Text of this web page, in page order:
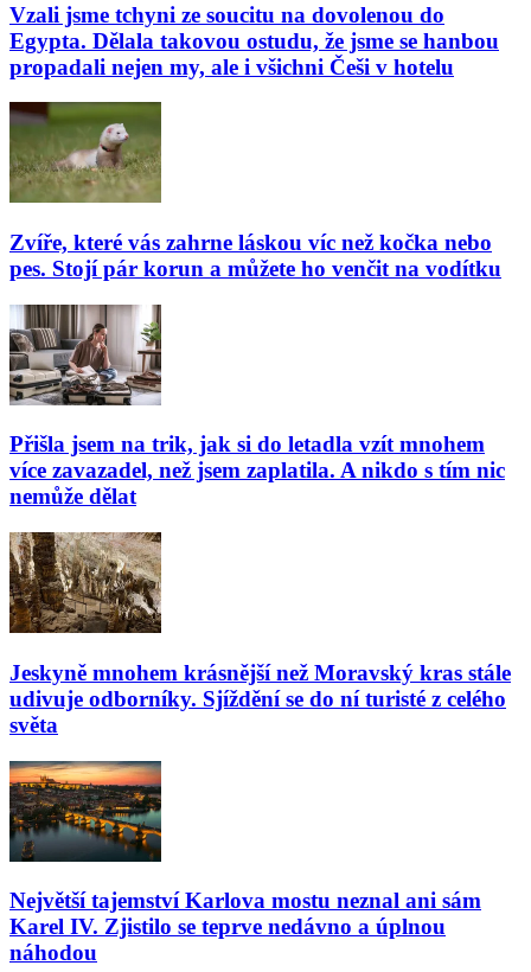
Vzali jsme tchyni ze soucitu na dovolenou do
Egypta. Dělala takovou ostudu, že jsme se hanbou
propadali nejen my, ale i všichni Češi v hotelu
Zvíře, které vás zahrne láskou víc než kočka nebo
pes. Stojí pár korun a můžete ho venčit na vodítku
Přišla jsem na trik, jak si do letadla vzít mnohem
více zavazadel, než jsem zaplatila. A nikdo s tím nic
nemůže dělat
Jeskyně mnohem krásnější než Moravský kras stále
udivuje odborníky. Sjíždění se do ní turisté z celého
světa
Největší tajemství Karlova mostu neznal ani sám
Karel IV. Zjistilo se teprve nedávno a úplnou
náhodou